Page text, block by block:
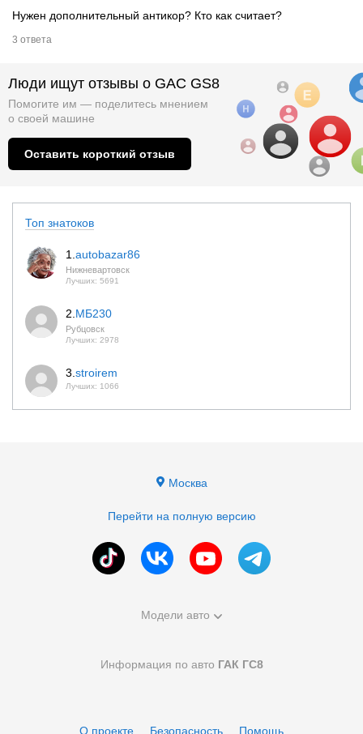
Нужен дополнительный антикор? Кто как считает?
3 ответа
Люди ищут отзывы о GAC GS8
Помогите им — поделитесь мнением
о своей машине
Оставить короткий отзыв
Топ знатоков
1. autobazar86
Нижневартовск
Лучших: 5691
2. МБ230
Рубцовск
Лучших: 2978
3. stroirem
Лучших: 1066
Москва
Перейти на полную версию
Модели авто
Информация по авто ГАК ГС8
О проекте Безопасность Помощь